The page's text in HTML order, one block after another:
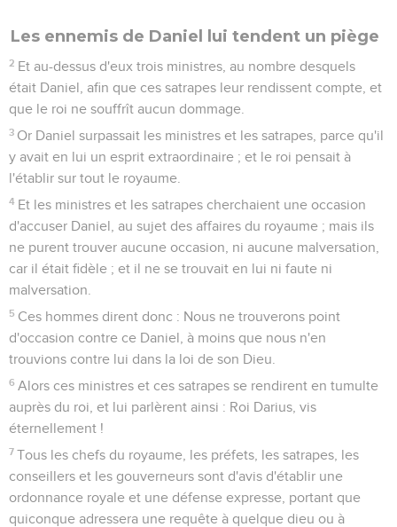
Les ennemis de Daniel lui tendent un piège
2 Et au-dessus d'eux trois ministres, au nombre desquels
était Daniel, afin que ces satrapes leur rendissent compte, et
que le roi ne souffrît aucun dommage.
3 Or Daniel surpassait les ministres et les satrapes, parce qu'il
y avait en lui un esprit extraordinaire ; et le roi pensait à
l'établir sur tout le royaume.
4 Et les ministres et les satrapes cherchaient une occasion
d'accuser Daniel, au sujet des affaires du royaume ; mais ils
ne purent trouver aucune occasion, ni aucune malversation,
car il était fidèle ; et il ne se trouvait en lui ni faute ni
malversation.
5 Ces hommes dirent donc : Nous ne trouverons point
d'occasion contre ce Daniel, à moins que nous n'en
trouvions contre lui dans la loi de son Dieu.
6 Alors ces ministres et ces satrapes se rendirent en tumulte
auprès du roi, et lui parlèrent ainsi : Roi Darius, vis
éternellement !
7 Tous les chefs du royaume, les préfets, les satrapes, les
conseillers et les gouverneurs sont d'avis d'établir une
ordonnance royale et une défense expresse, portant que
quiconque adressera une requête à quelque dieu ou à